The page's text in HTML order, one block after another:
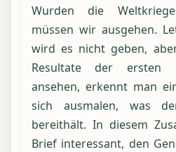
Wurden die
müssen wir ausgehen.
wird es nicht geben,
Resultate der ersten
ansehen, erkennt man
sich ausmalen, was
bereithält. In diesem
Brief interessant, den